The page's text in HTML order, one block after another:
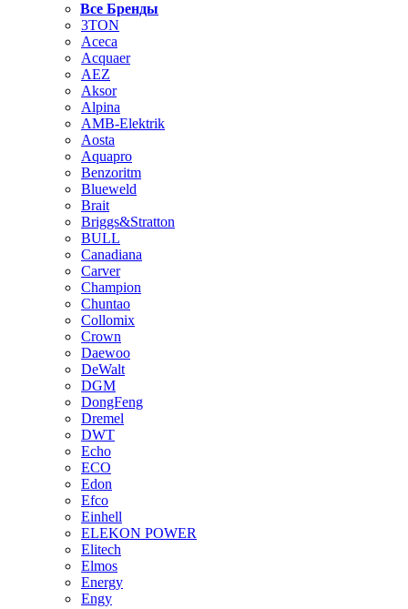
Все Бренды
3TON
Aceca
Acquaer
AEZ
Aksor
Alpina
AMB-Elektrik
Aosta
Aquapro
Benzoritm
Blueweld
Brait
Briggs&Stratton
BULL
Canadiana
Carver
Champion
Chuntao
Collomix
Crown
Daewoo
DeWalt
DGM
DongFeng
Dremel
DWT
Echo
ECO
Edon
Efco
Einhell
ELEKON POWER
Elitech
Elmos
Energy
Engy